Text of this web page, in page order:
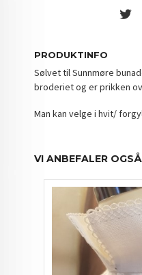
PRODUKTINFO
Sølvet til Sunnmøre
broderiet og er prikken
Man kan velge i hvit/
VI ANBEFALER OGSÅ